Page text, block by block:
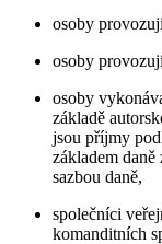
osoby
osoby
osoby
základě
jsou příjmy
základem
sazbou daně,
společníci
komanditních